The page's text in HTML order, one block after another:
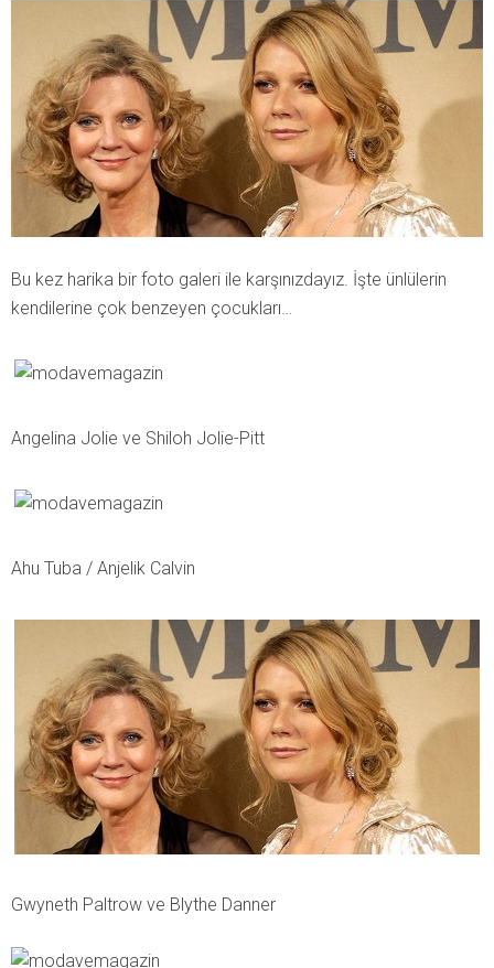
Bu kez harika bir foto galeri ile karşınızdayız. İşte ünlülerin
kendilerine çok benzeyen çocukları…
Angelina Jolie ve Shiloh Jolie-Pitt
Ahu Tuba / Anjelik Calvin
Gwyneth Paltrow ve Blythe Danner